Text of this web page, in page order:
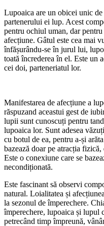
Lupoaica are un obicei unic
partenerului ei lup. Acest
pentru ochiul uman, dar
afecțiune. Gâtul este cea mai
înfășurându-se în jurul lui,
toată încrederea în el. Este un
cei doi, parteneriatul lor.
Manifestarea de afecțiune a
răspuzand aceastui gest de
lupii sunt cunoscuți pentru
lupoaica lor. Sunt adesea
cu botul de ea, pentru a-și
bazează doar pe atracția
Este o conexiune care se
necondiționată.
Este fascinant să observi
natural. Loialitatea și
la sezonul de împerechere.
împerechere, lupoaica și lupul
petrecând timp împreună,